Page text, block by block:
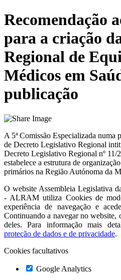
Recomendação
para a criação
Regional de
Médicos em
publicação
A 5ª Comissão Especializada numa
de Decreto Legislativo Regional
Decreto Legislativo Regional nº 11/
estabelece a estrutura de
primários na Região Autónoma da
O website Assembleia Legislativa
- ALRAM utiliza Cookies de
experiência de navegação e
Continuando a navegar no
deles. Para informação mais
proteção de dados e de privacidade.
Cookies facultativos
Google Analytics